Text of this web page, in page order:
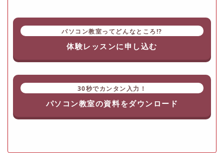
パソコン教室ってどんなところ!?
体験レッスンに申し込む
30秒でカンタン入力！
パソコン教室の資料をダウンロード